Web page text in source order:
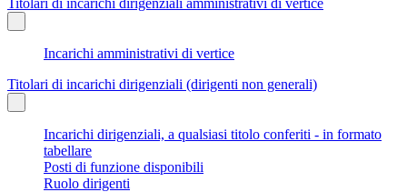
Incarichi amministrativi di vertice
Titolari di incarichi dirigenziali (dirigenti non generali)
Incarichi dirigenziali, a qualsiasi titolo conferiti - in formato
tabellare
Posti di funzione disponibili
Ruolo dirigenti